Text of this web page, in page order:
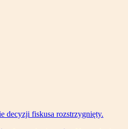
decyzji fiskusa rozstrzygnięty.